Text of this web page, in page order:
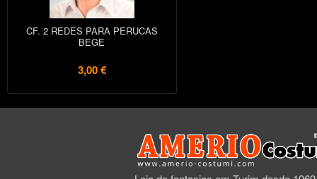
CF. 2 REDES PARA PERUCAS
BEGE
3,00 €